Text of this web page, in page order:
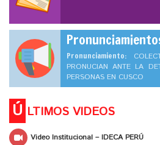
Pronunciamiento:
PRONUCIAN ANTE LA
PERSONAS EN CUSCO
Ú LTIMOS VIDEOS
Video Institucional – IDECA PERÚ